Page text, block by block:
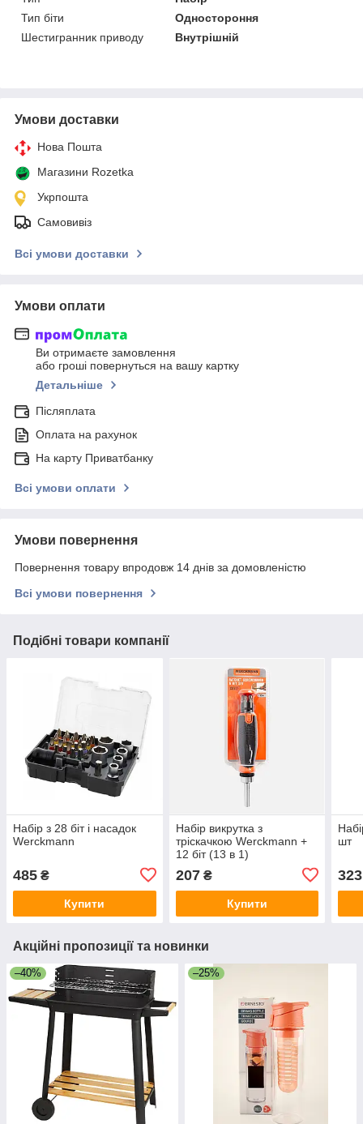
Тип біти
Одностороння
Шестигранник приводу
Внутрішній
Умови доставки
Нова Пошта
Магазини Rozetka
Укрпошта
Самовивіз
Всі умови доставки
Умови оплати
Ви отримаєте замовлення
або гроші повернуться на вашу картку
Детальніше
Післяплата
Оплата на рахунок
На карту Приватбанку
Всі умови оплати
Умови повернення
Повернення товару впродовж 14 днів за домовленістю
Всі умови повернення
Подібні товари компанії
Набір з 28 біт і насадок
Werckmann
485 ₴
Купити
Набір викрутка з
тріскачкою Werckmann +
12 біт (13 в 1)
207₴
Купити
шт
323
Акційні пропозиції та новинки
–40% –25%